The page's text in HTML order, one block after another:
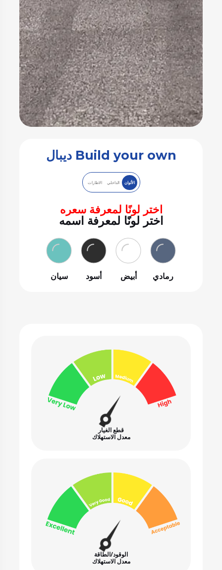
Build your own ديبال
الألوان الداخلي الاطارات
اختر لونًا لمعرفة سعره
اختر لونًا لمعرفة اسمه
رمادي أبيض أسود سيان
قطع الغيار
معدل الاستهلاك
الوقود/الطاقة
معدل الاستهلاك